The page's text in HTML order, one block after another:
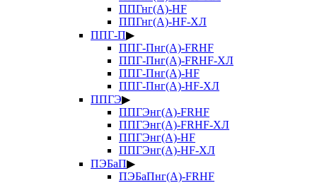
ППГнг(А)-HF
ППГнг(А)-HF-ХЛ
ППГ-П▶
ППГ-Пнг(А)-FRHF
ППГ-Пнг(А)-FRHF-ХЛ
ППГ-Пнг(А)-HF
ППГ-Пнг(А)-HF-ХЛ
ППГЭ▶
ППГЭнг(А)-FRHF
ППГЭнг(А)-FRHF-ХЛ
ППГЭнг(А)-HF
ППГЭнг(А)-HF-ХЛ
ПЭБаП▶
ПЭБаПнг(А)-FRHF